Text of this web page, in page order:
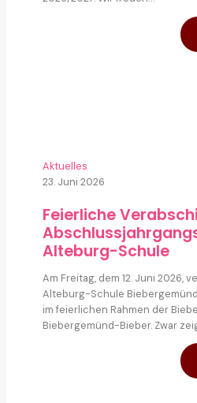
Aktuelles
23. Juni 2026
Feierliche
Alteburg-Schule
Am Freitag, dem 12. Juni 2026,
Alteburg-Schule
im feierlichen Rahmen der
Biebergemünd-Bieber. Zwar